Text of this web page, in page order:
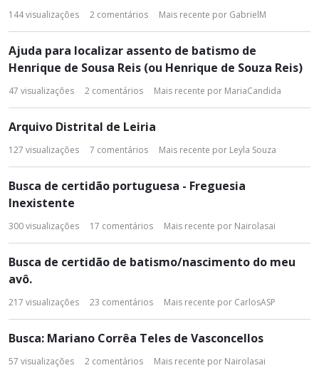
o
144visualizações 2 comentários Mais recente por GabrielM
Ajuda para localizar assento de batismo de
Henrique de Sousa Reis (ou Henrique de Souza Reis)
47 visualizações 2 comentários Mais recente por MariaCandida
Arquivo Distrital de Leiria
127 visualizações 7 comentários Mais recente por Leyla Souza
Busca de certidão portuguesa - Freguesia
Inexistente
300visualizações 17 comentários Mais recente por Nairolasai
Busca de certidão de batismo/nascimento do meu
avô.
217 visualizações 23 comentários Mais recente por CarlosASP
Busca: Mariano Corrêa Teles de Vasconcellos
57 visualizações 2 comentários Mais recente por Nairolasai